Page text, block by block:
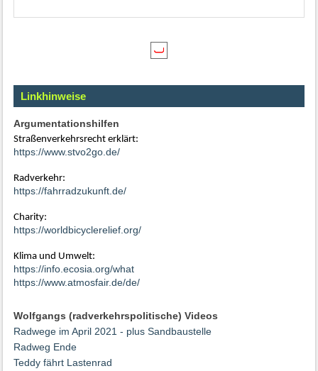
Linkhinweise
Argumentationshilfen
Straßenverkehrsrecht erklärt:
https://www.stvo2go.de/
Radverkehr:
https://fahrradzukunft.de/
Charity:
https://worldbicyclerelief.org/
Klima und Umwelt:
https://info.ecosia.org/what
https://www.atmosfair.de/de/
Wolfgangs (radverkehrspolitische) Videos
Radwege im April 2021 - plus Sandbaustelle
Radweg Ende
Teddy fährt Lastenrad